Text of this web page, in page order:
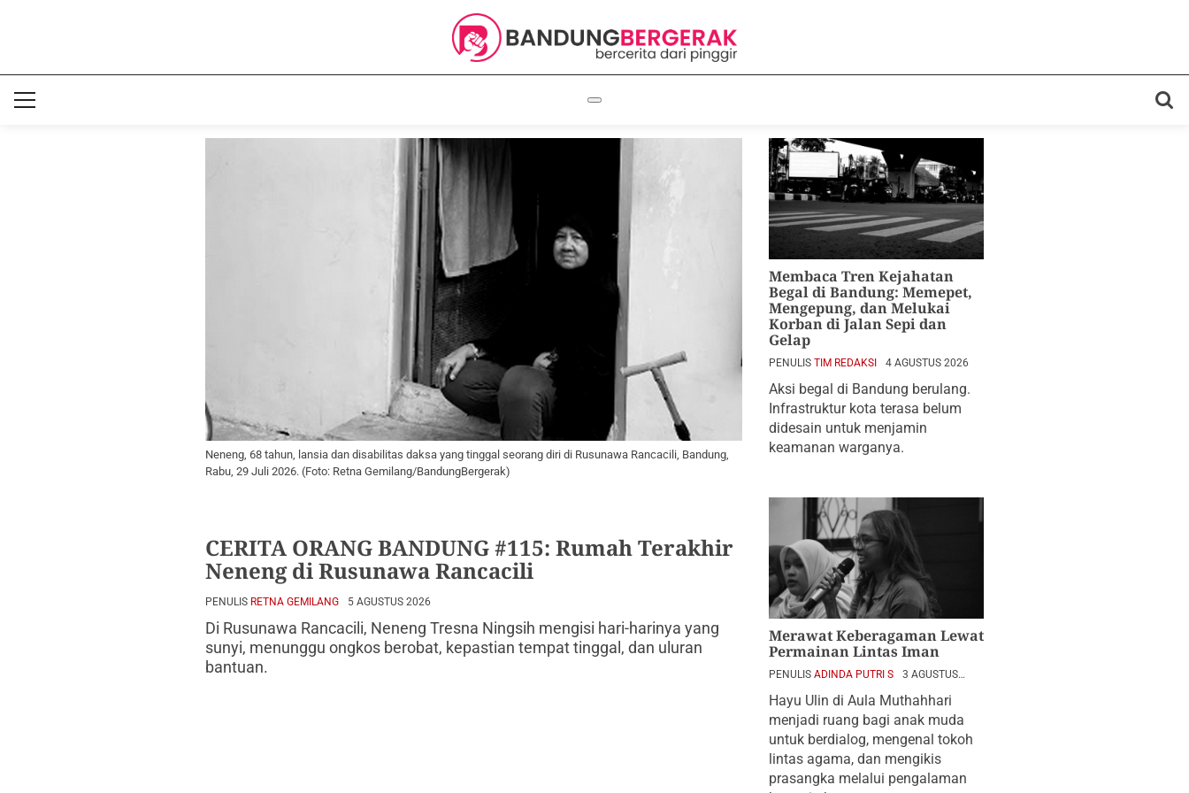
Neneng, 68 tahun, lansia dan disabilitas daksa yang tinggal seorang diri di Rusunawa Rancacili, Bandung,
Rabu, 29 Juli 2026. (Foto: Retna Gemilang/BandungBergerak)
CERITA ORANG BANDUNG #115: Rumah Terakhir
Neneng di Rusunawa Rancacili
PENULIS RETNA GEMILANG 5 AGUSTUS 2026
Di Rusunawa Rancacili, Neneng Tresna Ningsih mengisi hari-harinya yang
sunyi, menunggu ongkos berobat, kepastian tempat tinggal, dan uluran
bantuan.
Membaca Tren Kejahatan
Begal di Bandung: Memepet,
Mengepung, dan Melukai
Korban di Jalan Sepi dan
Gelap
PENULIS TIM REDAKSI 4 AGUSTUS 2026
Aksi begal di Bandung berulang.
Infrastruktur kota terasa belum
didesain untuk menjamin
keamanan warganya.
Merawat Keberagaman Lewat
Permainan Lintas Iman
PENULIS ADINDA PUTRI S
3 AGUSTUS
Hayu Ulin di Aula Muthahhari
menjadi ruang bagi anak muda
untuk berdialog, mengenal tokoh
lintas agama, dan mengikis
prasangka melalui pengalaman